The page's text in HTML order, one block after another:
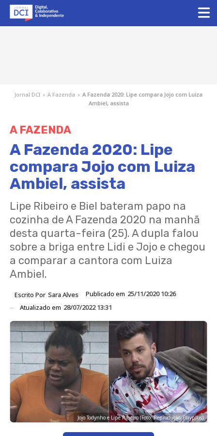
Jornal DCI › A Fazenda › A Fazenda 2020: Lipe compara Jojo com Luiza
Ambiel, assista
A FAZENDA
A Fazenda 2020: Lipe
compara Jojo com Luiza
Ambiel, assista
Lipe Ribeiro e Biel bateram papo na
cozinha de A Fazenda 2020 na manhã
desta quarta-feira (25). A dupla falou
sobre a briga entre Lidi e Jojo e chegou
a comparar a cantora com Luiza
Ambiel.
Escrito Por Sara Alves Publicado em 25/11/2020 10:26
Atualizado em 28/07/2022 13:31
Jojo Todynho e Lipe Ribeiro (Foto: Reprodução/Playplus)